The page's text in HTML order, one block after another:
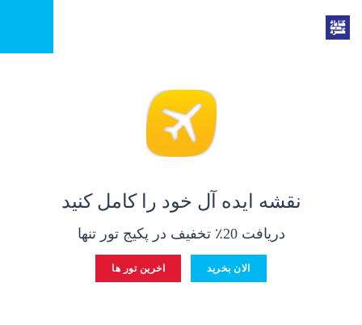
نقشه ایده آل خود را کامل کنید
دریافت 20٪ تخفیف در پکیج تور تنها
الان بخرید اخرین تور ها